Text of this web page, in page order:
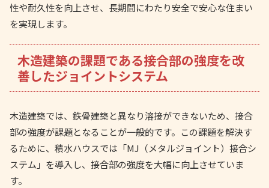
性や耐久性を向上させ、長期間にわたり安全で安心な住まい
を実現します。
木造建築の課題である接合部の強度を改
善したジョイントシステム
木造建築では、鉄骨建築と異なり溶接ができないため、接合
部の強度が課題となることが一般的です。この課題を解決す
るために、積水ハウスでは「MJ（メタルジョイント）接合シ
ステム」を導入し、接合部の強度を大幅に向上させていま
す。